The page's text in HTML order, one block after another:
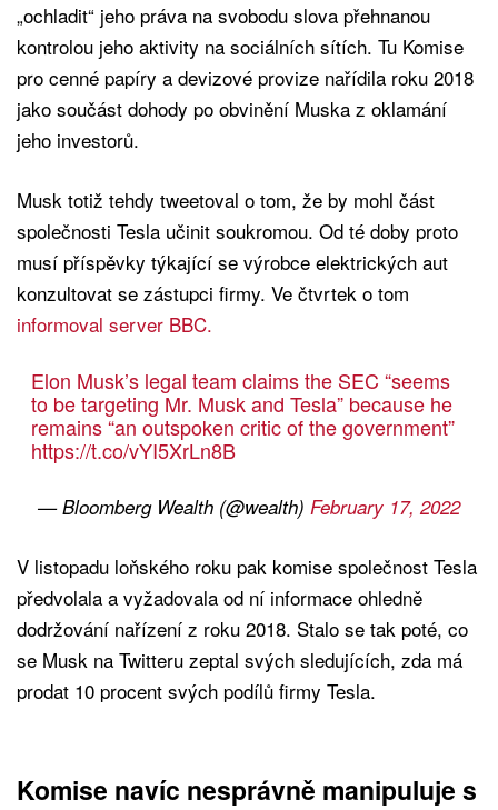
„ochladit“ jeho práva na svobodu slova přehnanou
kontrolou jeho aktivity na sociálních sítích. Tu Komise
pro cenné papíry a devizové provize nařídila roku 2018
jako součást dohody po obvinění Muska z oklamání
jeho investorů.
Musk totiž tehdy tweetoval o tom, že by mohl část
společnosti Tesla učinit soukromou. Od té doby proto
musí příspěvky týkající se výrobce elektrických aut
konzultovat se zástupci firmy. Ve čtvrtek o tom
informoval server BBC.
Elon Musk’s legal team claims the SEC “seems
to be targeting Mr. Musk and Tesla” because he
remains “an outspoken critic of the government”
https://t.co/vYI5XrLn8B
— Bloomberg Wealth (@wealth) February 17, 2022
V listopadu loňského roku pak komise společnost Tesla
předvolala a vyžadovala od ní informace ohledně
dodržování nařízení z roku 2018. Stalo se tak poté, co
se Musk na Twitteru zeptal svých sledujících, zda má
prodat 10 procent svých podílů firmy Tesla.
Komise navíc nesprávně manipuluje s